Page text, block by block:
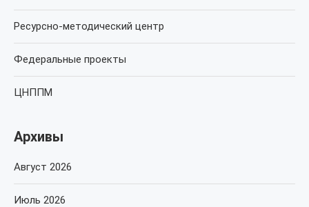
Ресурсно-методический центр
Федеральные проекты
ЦНППМ
Архивы
Август 2026
Июль 2026